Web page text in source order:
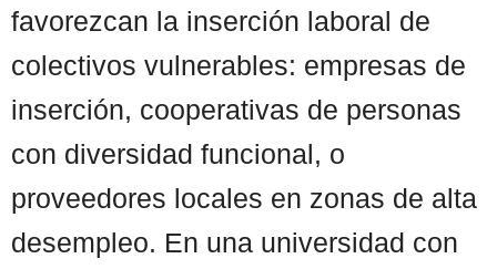
favorezcan la inserción laboral de
colectivos vulnerables: empresas de
inserción, cooperativas de personas
con diversidad funcional, o
proveedores locales en zonas de alta
desempleo. En una universidad con